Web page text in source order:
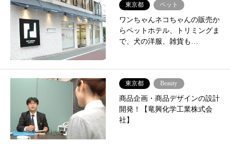
東京都 ペット
ワンちゃんネコちゃんの販売か
らペットホテル、トリミングま
で、犬の洋服、雑貨も…
東京都 Beauty
商品企画・商品デザインの設計
開発！【竜興化学工業株式会
社】